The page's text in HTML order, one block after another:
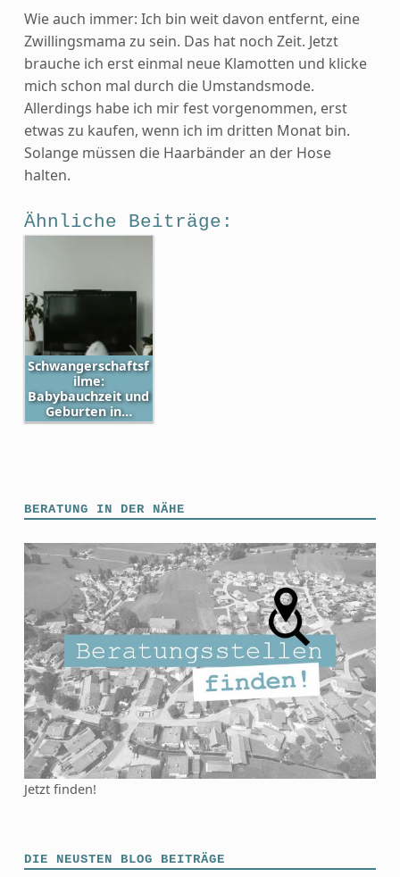
Wie auch immer: Ich bin weit davon entfernt, eine
Zwillingsmama zu sein. Das hat noch Zeit. Jetzt
brauche ich erst einmal neue Klamotten und klicke
mich schon mal durch die Umstandsmode.
Allerdings habe ich mir fest vorgenommen, erst
etwas zu kaufen, wenn ich im dritten Monat bin.
Solange müssen die Haarbänder an der Hose
halten.
Ähnliche Beiträge:
Schwangerschaftsf
ilme:
Babybauchzeit und
Geburten in…
BERATUNG IN DER NÄHE
Jetzt finden!
DIE NEUSTEN BLOG BEITRÄGE